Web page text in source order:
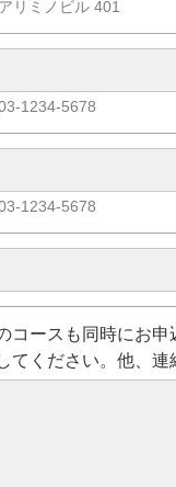
リミノビル 401
1234-5678
1234-5678
コースも同時にお
てください。他、連